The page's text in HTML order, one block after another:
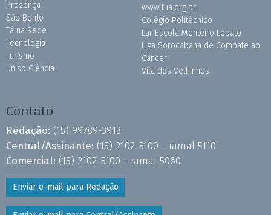
Presença
São Bento
Tá na Rede
Tecnologia
Turismo
Uniso Ciência
www.fua.org.br
Colégio Politécnico
Lar Escola Monteiro Lobato
Liga Sorocabana de Combate ao
Câncer
Vila dos Velhinhos
Contato
Redação: (15) 99789-3913
Central/Assinante: (15) 2102-5100 - ramal 5110
Comercial: (15) 2102-5100 - ramal 5060
Enviar e-mail para Redação